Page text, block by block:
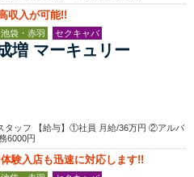
収入が可能!!
池袋・赤羽 セクキャバ
増 マーキュリー
タッフ 【給与】①社員 月給/36万円 ②アルバ
6000円
験入店も迅速に対応します!!